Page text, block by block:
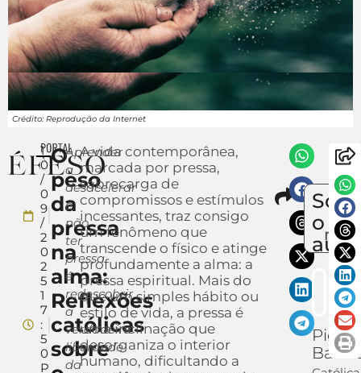
Crédito: Reprodução da Internet
1
0
/
0
9
/
2
0
2
5
1
7
:
5
0
P
O
peso
da
pressa
na
alma:
Reflexões
católicas
sobre
Aprender
a
desacelerar
e
não
ter
pressa
é
redescobrir
a
verdadeira
liberdade
da
A vida contemporânea,
marcada por pressa,
sobrecarga de
compromissos e estímulos
incessantes, traz consigo
um fenômeno que
transcende o físico e atinge
profundamente a alma: a
pressa espiritual. Mais do
que um simples hábito ou
estilo de vida, a pressa é
uma inclinação que
desorganiza o interior
humano, dificultando a
o
Pietra